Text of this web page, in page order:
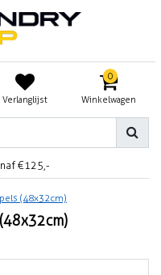
Verlanglijst
0
Winkelwagen
€125,-
(48x32cm)